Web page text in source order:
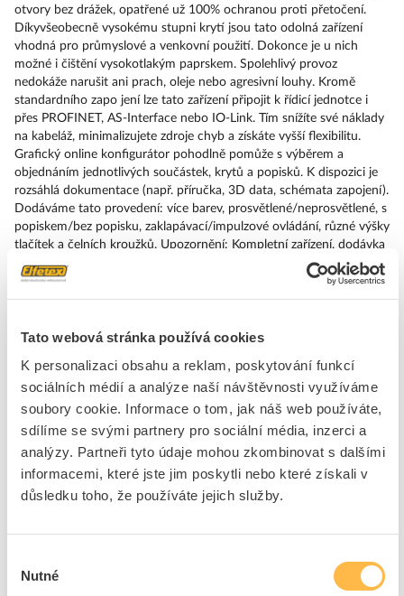
Tato webová stránka používá cookies
K personalizaci obsahu a reklam, poskytování funkcí
sociálních médií a analýze naší návštěvnosti využíváme
soubory cookie. Informace o tom, jak náš web používáte,
sdílíme se svými partnery pro sociální média, inzerci a
analýzy. Partneři tyto údaje mohou zkombinovat s dalšími
informacemi, které jste jim poskytli nebo které získali v
důsledku toho, že používáte jejich služby.
souhlasu
Nutné
otvory bez drážek, opatřené už 100% ochranou proti přetočení.
Díkyvšeobecně vysokému stupni krytí jsou tato odolná zařízení
vhodná pro průmyslové a venkovní použití. Dokonce je u nich
možné i čištění vysokotlakým paprskem. Spolehlivý provoz
nedokáže narušit ani prach, oleje nebo agresivní louhy. Kromě
standardního zapo jení lze tato zařízení připojit k řídicí jednotce i
přes PROFINET, AS-Interface nebo IO-Link. Tím snížíte své náklady
na kabeláž, minimalizujete zdroje chyb a získáte vyšší flexibilitu.
Grafický online konfigurátor pohodlně pomůže s výběrem a
objednáním jednotlivých součástek, krytů a popisků. K dispozici je
rozsáhlá dokumentace (např. příručka, 3D data, schémata zapojení).
Dodáváme tato provedení: více barev, prosvětlené/neprosvětlené, s
popiskem/bez popisku, zaklapávací/impulzové ovládání, různé výšky
tlačítek a čelních kroužků. Upozornění: Kompletní zařízení, dodávka
včetně držáků a modulů. SIRIUS ACT – Performance in Action při
udělování příkazů a hlášení. Jednoduše smontovatelný, jednoduše
silný, jednoduše perfektní.
Značka SIEMENS
Tlačítka, kompletní přístroje
Druh ochrany ( NEMA)
Ostatní, jiné
Ke stažení